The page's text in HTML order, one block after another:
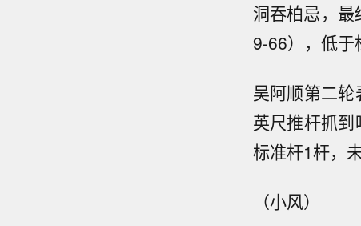
洞吞柏忌，
9-66），低于
吴阿顺第二
英尺推杆抓
标准杆1杆，
（小风）